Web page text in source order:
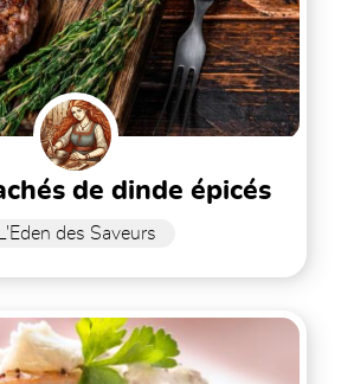
de dinde épicés
L'Eden des Saveurs